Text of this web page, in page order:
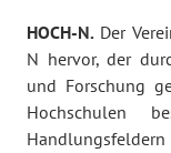
HOCH-N. Der
N hervor, der
und Forschung
Hochschulen
Handlungsfeldern